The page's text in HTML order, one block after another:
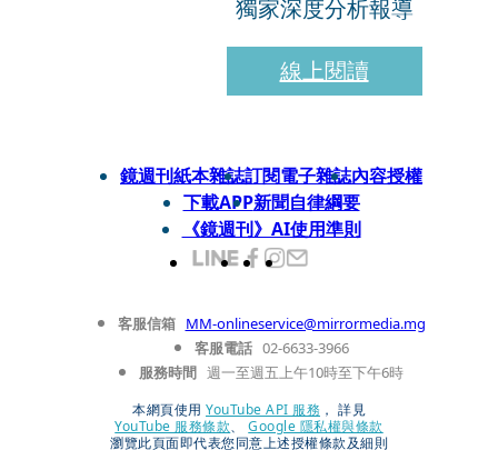
獨家深度分析報導
線上閱讀
鏡週刊紙本雜誌訂閱電子雜誌內容授權
下載APP新聞自律綱要
《鏡週刊》AI使用準則
客服信箱 MM-onlineservice@mirrormedia.mg
客服電話 02-6633-3966
服務時間 週一至週五上午10時至下午6時
本網頁使用 YouTube API 服務 ， 詳見
YouTube 服務條款、
Google 隱私權與條款
瀏覽此頁面即代表您同意上述授權條款及細則